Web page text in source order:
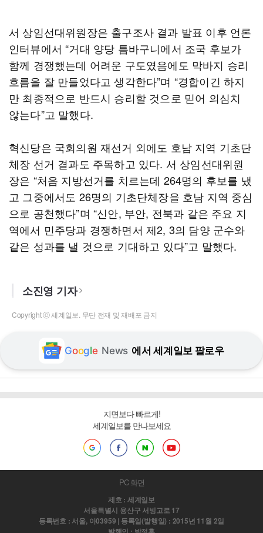
서 상임선대위원장은 출구조사 결과 발표 이후 언론
인터뷰에서 “거대 양당 틈바구니에서 조국 후보가
함께 경쟁했는데 어려운 구도였음에도 막바지 승리
흐름을 잘 만들었다고 생각한다”며 “경합이긴 하지
만 최종적으로 반드시 승리할 것으로 믿어 의심치
않는다”고 말했다.
혁신당은 국회의원 재선거 외에도 호남 지역 기초단
체장 선거 결과도 주목하고 있다. 서 상임선대위원
장은 “처음 지방선거를 치르는데 264명의 후보를 냈
고 그중에서도 26명의 기초단체장을 호남 지역 중심
으로 공천했다”며 “신안, 부안, 전북과 같은 주요 지
역에서 민주당과 경쟁하면서 제2, 3의 담양 군수와
같은 성과를 낼 것으로 기대하고 있다”고 말했다.
소진영 기자
Copyright ⓒ 세계일보. 무단 전재 및 재배포 금지
Google News 에서 세계일보 팔로우
지면보다 빠르게!
세계일보를 만나보세요
PC 화면
제호 : 세계일보
서울특별시 용산구 서빙고로 17
등록번호 : 서울, 아03959 | 등록일(발행일) : 2015년 11월 2일